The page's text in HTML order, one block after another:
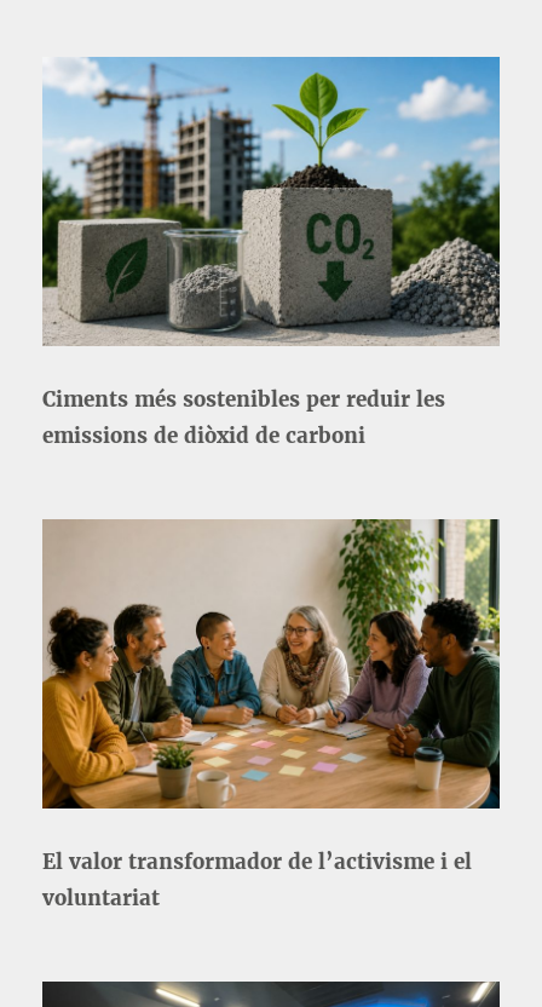
Ciments més sostenibles per reduir les
emissions de diòxid de carboni
El valor transformador de l’activisme i el
voluntariat